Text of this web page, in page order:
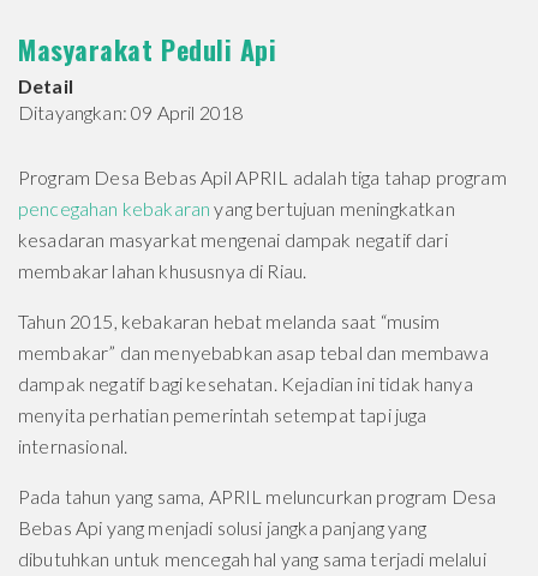
Masyarakat Peduli Api
Detail
Ditayangkan: 09 April 2018
Program Desa Bebas Apil APRIL adalah tiga tahap program
pencegahan kebakaran yang bertujuan meningkatkan
kesadaran masyarkat mengenai dampak negatif dari
membakar lahan khususnya di Riau.
Tahun 2015, kebakaran hebat melanda saat “musim
membakar” dan menyebabkan asap tebal dan membawa
dampak negatif bagi kesehatan. Kejadian ini tidak hanya
menyita perhatian pemerintah setempat tapi juga
internasional.
Pada tahun yang sama, APRIL meluncurkan program Desa
Bebas Api yang menjadi solusi jangka panjang yang
dibutuhkan untuk mencegah hal yang sama terjadi melalui